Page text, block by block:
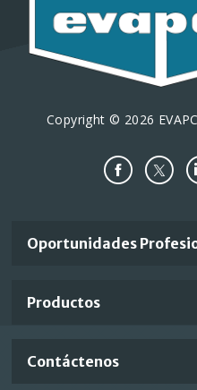
Copyright © 2026
Important
Footer
Oportunidades
Productos
Contáctenos